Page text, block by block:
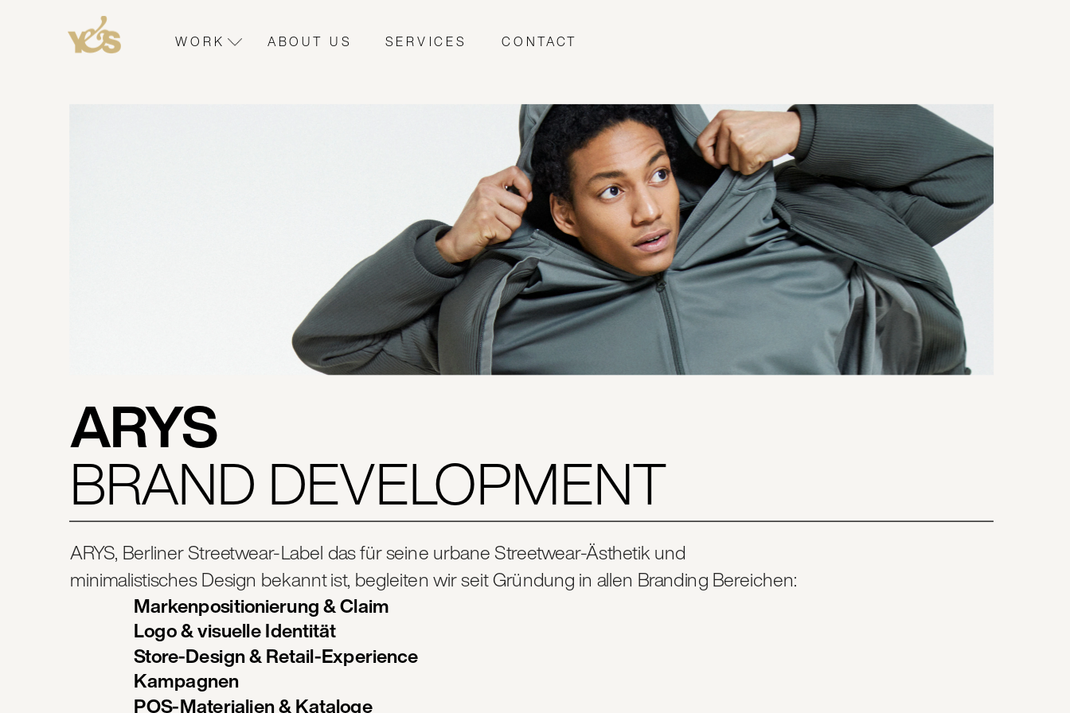
ARYS
BRAND DEVELOPMENT
ARYS, Berliner Streetwear-Label das für seine urbane Streetwear-Ästhetik und
minimalistisches Design bekannt ist, begleiten wir seit Gründung in allen Branding Bereichen:
Markenpositionierung & Claim
Logo & visuelle Identität
Store-Design & Retail-Experience
Kampagnen
POS-Materialien & Kataloge
CONTACT
SERVICES
ABOUT US
WORK